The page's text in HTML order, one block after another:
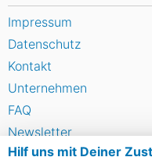
Hilf uns mit Deiner
Impressum
Datenschutz
Kontakt
Unternehmen
FAQ
Newsletter
Widget